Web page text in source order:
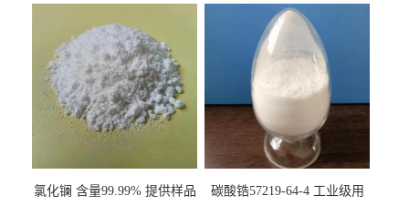
氯化镧 含量99.99% 提供样品
碳酸锆57219-64-4 工业级用